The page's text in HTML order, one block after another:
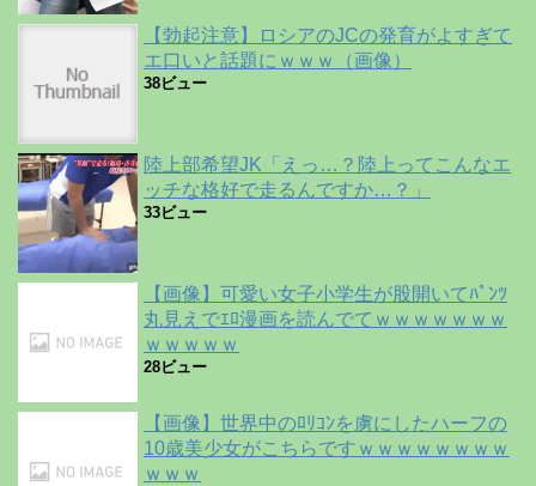
【勃起注意】ロシアのJCの発育がよすぎて
エ口いと話題にｗｗｗ（画像）
38ビュー
陸上部希望JK「えっ…？陸上ってこんなエ
ッチな格好で走るんですか…？」
33ビュー
【画像】可愛い女子小学生が股開いてﾊﾟﾝﾂ
丸見えでｴﾛ漫画を読んでてｗｗｗｗｗｗｗ
ｗｗｗｗｗ
28ビュー
【画像】世界中のﾛﾘｺﾝを虜にしたハーフの
10歳美少女がこちらですｗｗｗｗｗｗｗｗ
ｗｗｗ